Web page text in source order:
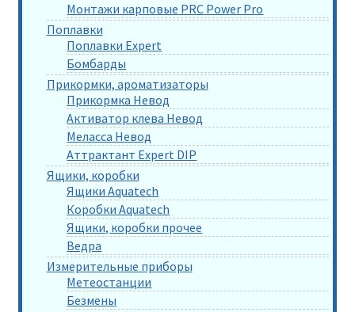
Монтажи карповые PRC Power Pro
Поплавки
Поплавки Expert
Бомбарды
Прикормки, ароматизаторы
Прикормка Невод
Активатор клева Невод
Меласса Невод
Аттрактант Expert DIP
Ящики, коробки
Ящики Aquatech
Коробки Aquatech
Ящики, коробки прочее
Ведра
Измерительные приборы
Метеостанции
Безмены